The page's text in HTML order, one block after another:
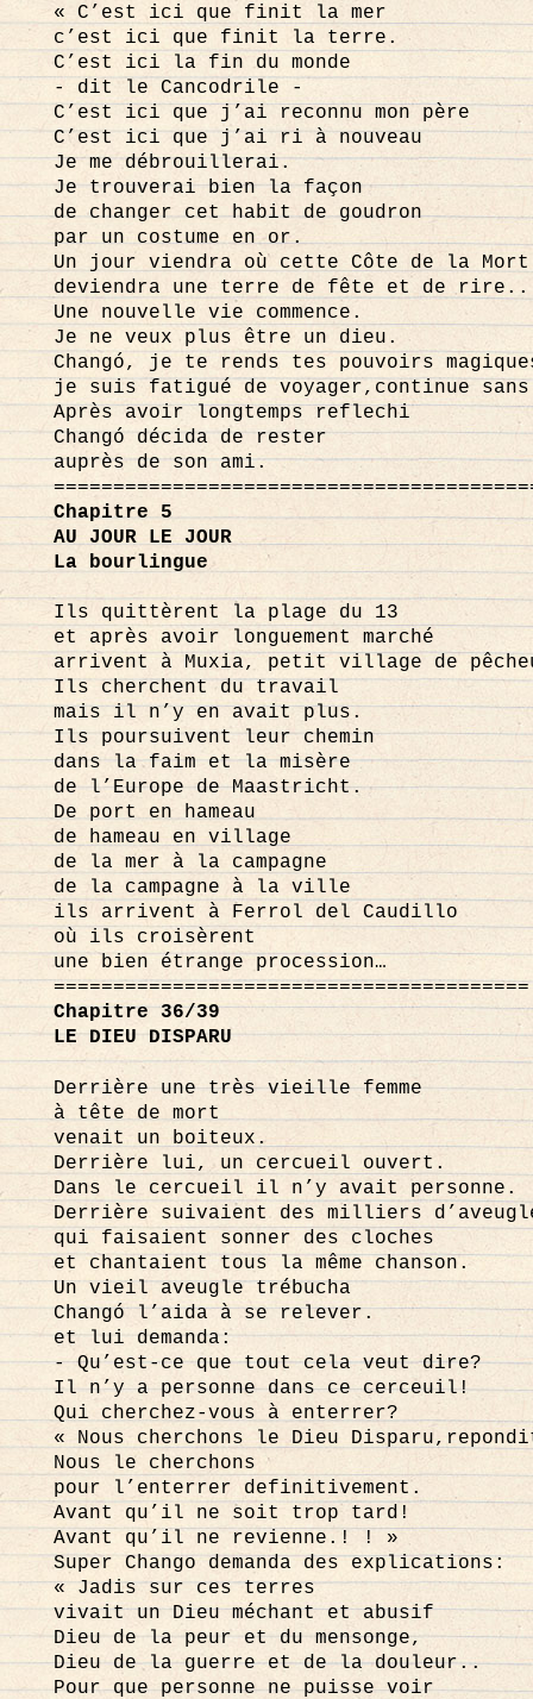
« C’est ici que finit la mer
c’est ici que finit la terre.
C’est ici la fin du monde
- dit le Cancodrile -
C’est ici que j’ai reconnu mon père
C’est ici que j’ai ri à nouveau
Je me débrouillerai.
Je trouverai bien la façon
de changer cet habit de goudron
par un costume en or.
Un jour viendra où cette Côte de la Mort
deviendra une terre de fête et de rire..
Une nouvelle vie commence.
Je ne veux plus être un dieu.
Changó, je te rends tes pouvoirs
je suis fatigué de voyager,continue
Après avoir longtemps reflechi
Changó décida de rester
auprès de son ami.
Chapitre 5
AU JOUR LE JOUR
La bourlingue
Ils quittèrent la plage du 13
et après avoir longuement marché
arrivent à Muxia, petit village de
Ils cherchent du travail
mais il n’y en avait plus.
Ils poursuivent leur chemin
dans la faim et la misère
de l’Europe de Maastricht.
De port en hameau
de hameau en village
de la mer à la campagne
de la campagne à la ville
ils arrivent à Ferrol del Caudillo
où ils croisèrent
une bien étrange procession…
========================================
Chapitre 36/39
LE DIEU DISPARU
Derrière une très vieille femme
à tête de mort
venait un boiteux.
Derrière lui, un cercueil ouvert.
Dans le cercueil il n’y avait personne.
Derrière suivaient des milliers
qui faisaient sonner des cloches
et chantaient tous la même chanson.
Un vieil aveugle trébucha
Changó l’aida à se relever.
et lui demanda:
- Qu’est-ce que tout cela veut dire?
Il n’y a personne dans ce cerceuil!
Qui cherchez-vous à enterrer?
« Nous cherchons le Dieu
Nous le cherchons
pour l’enterrer definitivement.
Avant qu’il ne soit trop tard!
Avant qu’il ne revienne.! ! »
Super Chango demanda des explications:
« Jadis sur ces terres
vivait un Dieu méchant et abusif
Dieu de la peur et du mensonge,
Dieu de la guerre et de la douleur..
Pour que personne ne puisse voir